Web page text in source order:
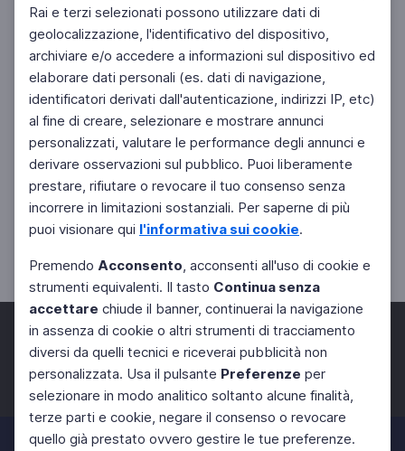
Rai e terzi selezionati possono utilizzare dati di
geolocalizzazione, l'identificativo del dispositivo,
archiviare e/o accedere a informazioni sul dispositivo ed
elaborare dati personali (es. dati di navigazione,
identificatori derivati dall'autenticazione, indirizzi IP, etc)
al fine di creare, selezionare e mostrare annunci
personalizzati, valutare le performance degli annunci e
derivare osservazioni sul pubblico. Puoi liberamente
prestare, rifiutare o revocare il tuo consenso senza
incorrere in limitazioni sostanziali. Per saperne di più
puoi visionare qui l'informativa sui cookie.
Premendo Acconsento, acconsenti all'uso di cookie e
strumenti equivalenti. Il tasto Continua senza
accettare chiude il banner, continuerai la navigazione
in assenza di cookie o altri strumenti di tracciamento
diversi da quelli tecnici e riceverai pubblicità non
personalizzata. Usa il pulsante Preferenze per
selezionare in modo analitico soltanto alcune finalità,
terze parti e cookie, negare il consenso o revocare
quello già prestato ovvero gestire le tue preferenze.
Facebook Twitter Instagram